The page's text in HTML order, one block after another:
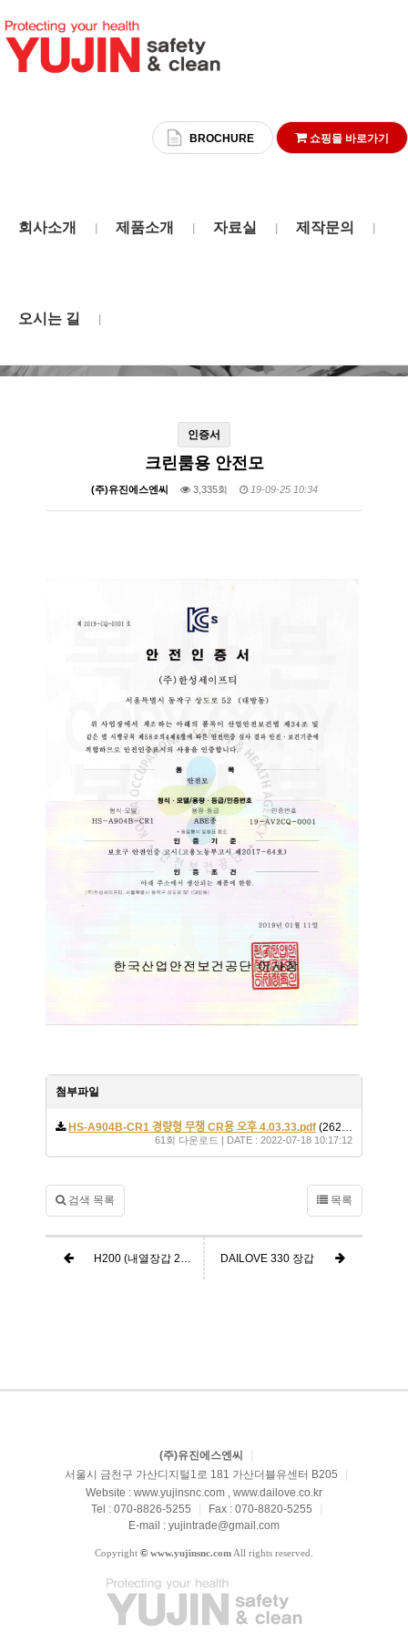
BROCHURE 쇼핑몰 바로가기
회사소개 제품소개 자료실 제작문의
오시는 길
인증서
크린룸용 안전모
(주)유진에스엔씨 3,335회 19-09-25 10:34
첨부파일
HS-A904B-CR1 경량형 무챙 CR용 오후 4.03.33.pdf (262.8K)
61회 다운로드 | DATE : 2022-07-18 10:17:12
검색 목록 목록
H200 (내열장갑 200도) CE 인증 DAILOVE 330 장갑
(주)유진에스엔씨
|
서울시 금천구 가산디지털1로 181 가산더블유센터 B205
|
Website : www.yujinsnc.com , www.dailove.co.kr
Tel : 070-8826-5255
| Fax : 070-8820-5255
|
E-mail : yujintrade@gmail.com
Copyright © www.yujinsnc.com All rights reserved.